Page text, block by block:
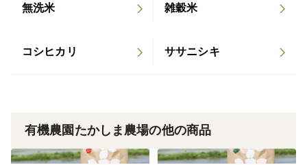
域です。
また、新米後の年が明けた後も味が落ちないとお取引先
にもご好評いただいております。
無洗米 雑穀米
コシヒカリ ササニシキ
有機農園たかしま農場の他の商品